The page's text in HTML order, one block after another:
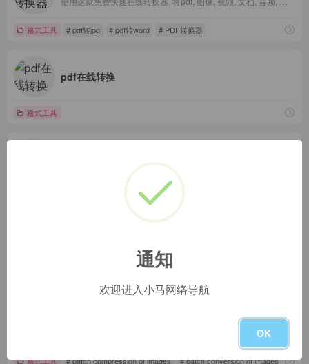
格式工具 # pdf转jpg # pdf转word # PDF转换器
pdf在线转换
格式工具
# PDF压缩，在线pdf压缩，PDF压缩软件
CAJ 转 PDF 转换器（GUI 版本）
格式工具 # batch compression of images # batch conversion of images # gif
通知
欢迎进入小马网络导航
OK